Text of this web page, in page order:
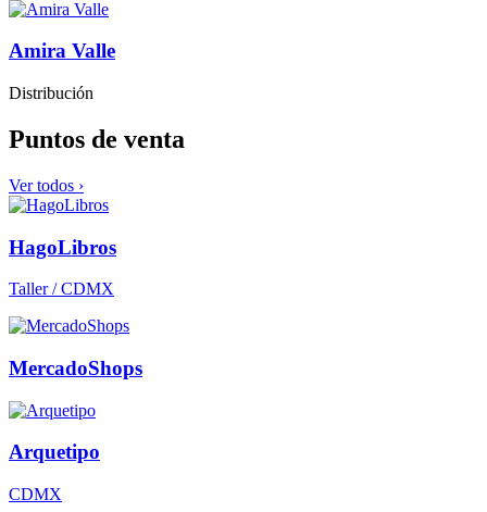
Amira Valle
Distribución
Puntos de venta
Ver todos ›
HagoLibros
Taller / CDMX
MercadoShops
Arquetipo
CDMX